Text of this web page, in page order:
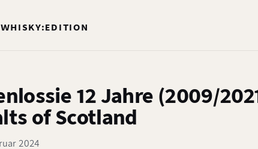
WHISKY:EDITION
12 Jahre (2009/
of Scotland
2024